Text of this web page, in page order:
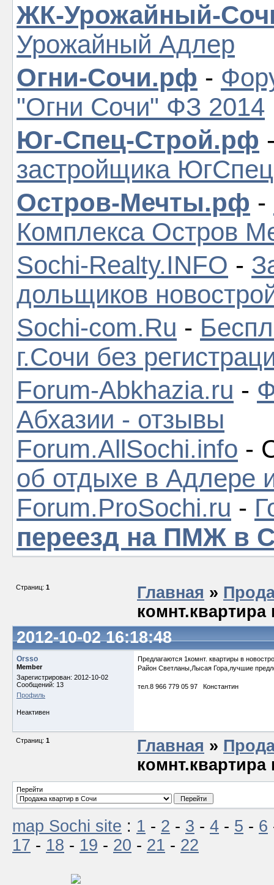
ЖК-Урожайный-
Урожайный Адлер
Огни-Сочи.рф -
"Огни Сочи" ФЗ 2014
Юг-Спец-Строй.рф
застройщика
Остров-Мечты.рф -
Комплекса Остров
Sochi-Realty.INFO -
дольщиков
Sochi-com.Ru -
г.Сочи без
Forum-Abkhazia.ru -
Абхазии - отзывы
Forum.AllSochi.info -
об отдыхе в Адлере
Forum.ProSochi.ru -
переезд на ПМЖ в
Страниц: 1 Главная »
2012-10-02 16:18:48
Orsso
Member
Зарегистрирован: 2012-10-02
Сообщений: 13
Профиль
Предлагаются 1комнт. квартиры в
Район Светланы,Лысая Гора,лучшие
тел.8 966 779 05 97 Константин
Неактивен
Страниц: 1 Главная »
Перейти
map Sochi site : 1 - 2 - 3 - 4 - 5 - 6
17 - 18 - 19 - 20 - 21 - 22